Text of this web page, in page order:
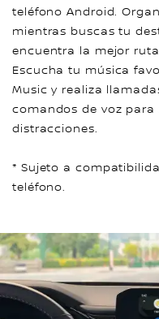
teléfono Android.
mientras buscas tu
encuentra la mejor ruta
Escucha tu música
Music y realiza
comandos de voz para
distracciones.
* Sujeto a
teléfono.